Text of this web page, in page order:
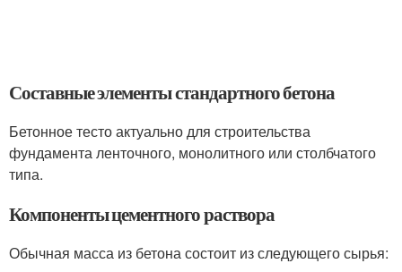
Составные элементы стандартного бетона
Бетонное тесто актуально для строительства
фундамента ленточного, монолитного или столбчатого
типа.
Компоненты цементного раствора
Обычная масса из бетона состоит из следующего сырья: